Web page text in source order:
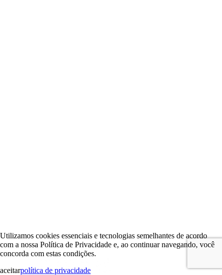
Utilizamos cookies essenciais e tecnologias semelhantes de acordo
com a nossa Política de Privacidade e, ao continuar navegando, você
concorda com estas condições.
aceitarpolítica de privacidade